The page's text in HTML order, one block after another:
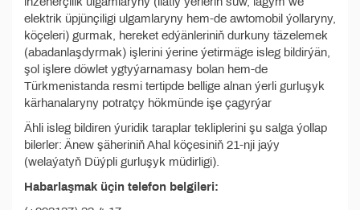
elektrik üpjünçiligi ulgamlaryny hem-de awtomobil ýollaryny,
köçeleri) gurmak, hereket edýänleriniň durkuny täzelemek
(abadanlaşdyrmak) işlerini ýerine ýetirmäge isleg bildirýän,
şol işlere döwlet ygtyýarnamasy bolan hem-de
Türkmenistanda resmi tertipde bellige alnan ýerli gurluşyk
kärhanalaryny potratçy hökmünde işe çagyrýar
Ähli isleg bildiren ýuridik taraplar tekliplerini şu salga ýollap
bilerler: Änew şäheriniň Ahal köçesiniň 21-nji jaýy
(welaýatyň Düýpli gurluşyk müdirligi).
Habarlaşmak üçin telefon belgileri: